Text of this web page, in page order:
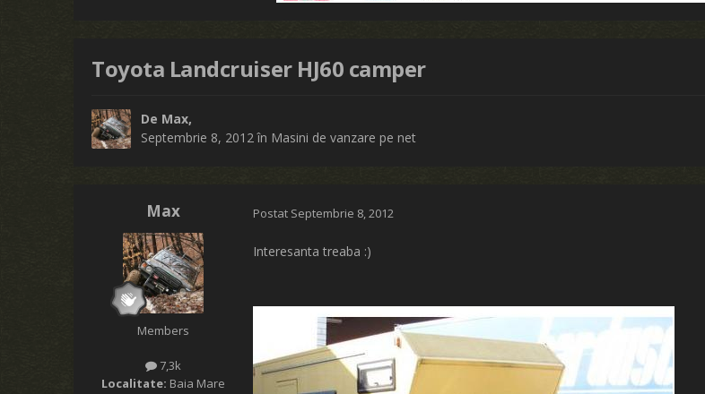
Toyota Landcruiser HJ60 camper
De Max,
Septembrie 8, 2012în Masini de vanzare pe net
Max
Members
7,3k
Localitate: Baia Mare
Postat Septembrie 8, 2012
Interesanta treaba :)